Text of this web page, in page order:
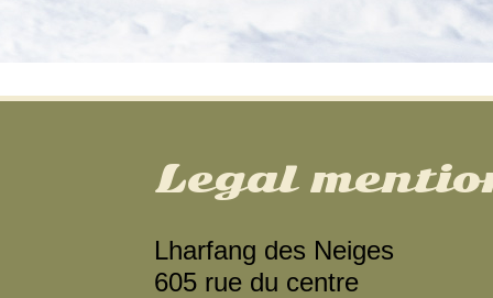
Legal
Lharfang des Neiges
605 rue du centre